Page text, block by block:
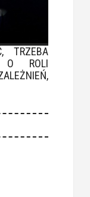
TRZEBA
O ROLI